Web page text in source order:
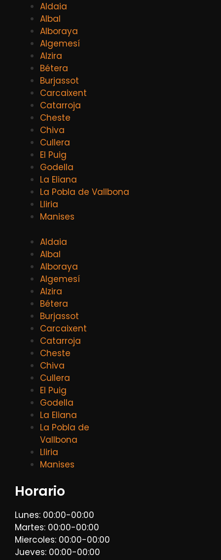
Aldaia
Albal
Alboraya
Algemesí
Alzira
Bétera
Burjassot
Carcaixent
Catarroja
Cheste
Chiva
Cullera
El Puig
Godella
La Eliana
La Pobla de Vallbona
Lliria
Manises
Aldaia
Albal
Alboraya
Algemesí
Alzira
Bétera
Burjassot
Carcaixent
Catarroja
Cheste
Chiva
Cullera
El Puig
Godella
La Eliana
La Pobla de
Vallbona
Lliria
Manises
Horario
Lunes: 00:00-00:00
Martes: 00:00-00:00
Miercoles: 00:00-00:00
Jueves: 00:00-00:00